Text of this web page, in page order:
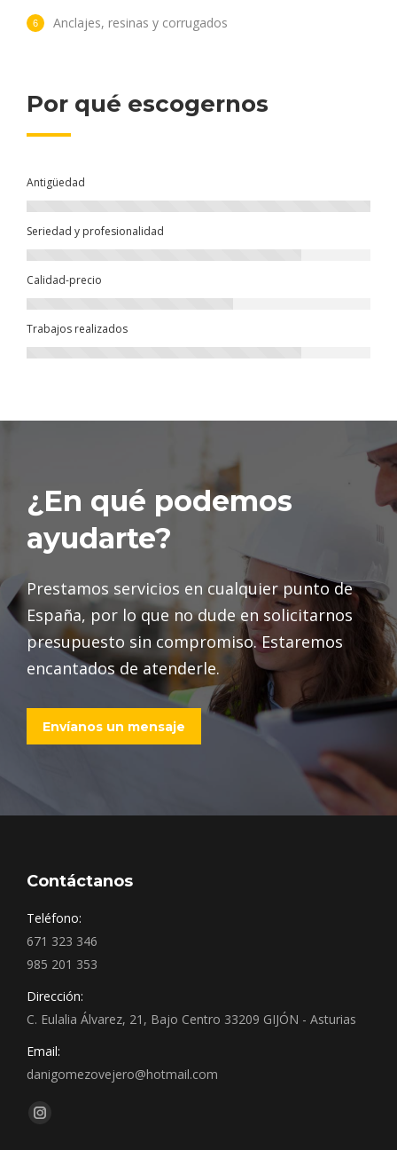
Anclajes, resinas y corrugados
Por qué escogernos
Antigüedad
Seriedad y profesionalidad
Calidad-precio
Trabajos realizados
¿En qué podemos
ayudarte?
Prestamos servicios en cualquier punto de
España, por lo que no dude en solicitarnos
presupuesto sin compromiso. Estaremos
encantados de atenderle.
Envíanos un mensaje
Contáctanos
Teléfono:
671 323 346
985 201 353
Dirección:
C. Eulalia Álvarez, 21, Bajo Centro 33209 GIJÓN - Asturias
Email:
danigomezovejero@hotmail.com
Encuéntranos en:
Instagram